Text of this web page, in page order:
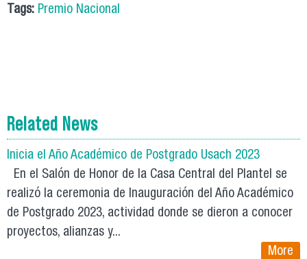
Tags: Premio Nacional
Related News
Inicia el Año Académico de Postgrado Usach 2023
En el Salón de Honor de la Casa Central del Plantel se
realizó la ceremonia de Inauguración del Año Académico
de Postgrado 2023, actividad donde se dieron a conocer
proyectos, alianzas y...
More